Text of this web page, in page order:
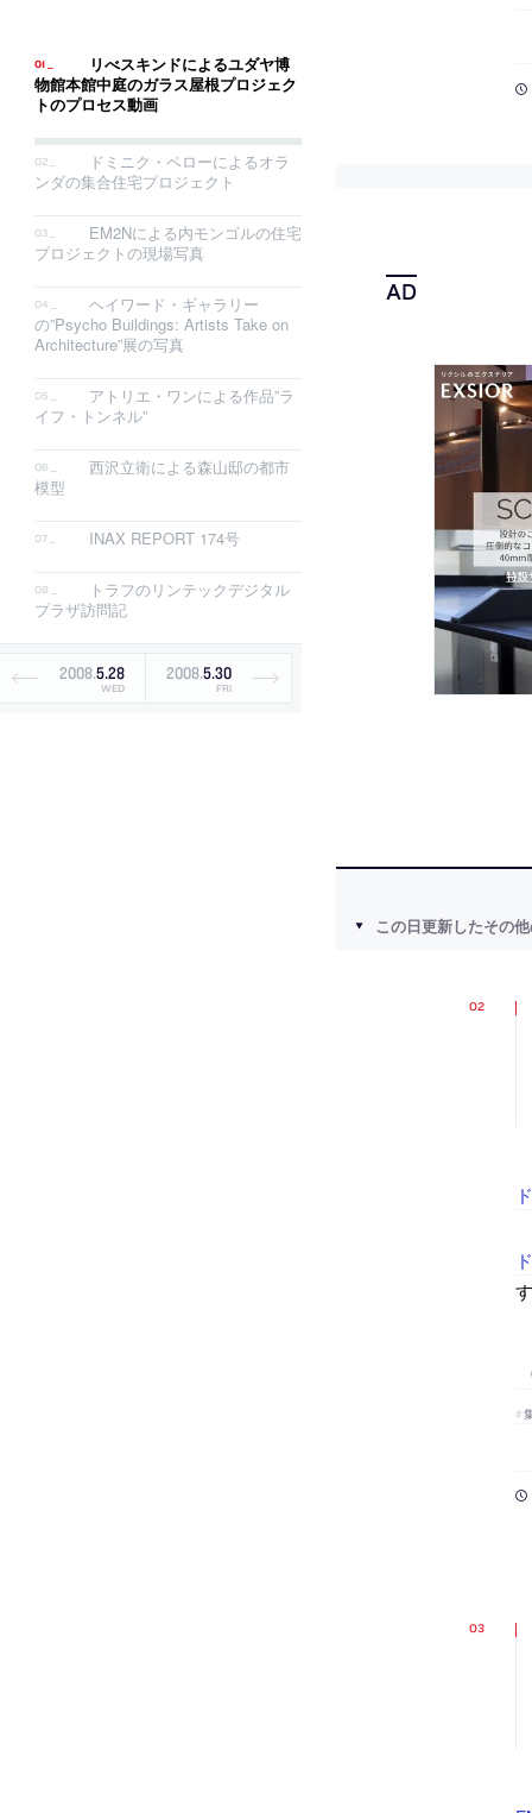
リべスキンドによるユダヤ博
物館本館中庭のガラス屋根プロジェク
トのプロセス動画
ドミニク・ペローによるオラ
ンダの集合住宅プロジェクト
EM2Nによる内モンゴルの住宅
プロジェクトの現場写真
ヘイワード・ギャラリー
の”Psycho Buildings: Artists Take on
Architecture”展の写真
アトリエ・ワンによる作品”ラ
イフ・トンネル”
西沢立衛による森山邸の都市
模型
INAX REPORT 174号
トラフのリンテックデジタル
プラザ訪問記
2008.5.28
WED
2008.5.30
FRI
この日更新したその